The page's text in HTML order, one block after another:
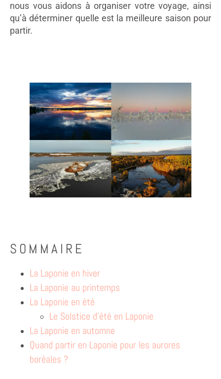
nous vous aidons à organiser votre voyage, ainsi
qu’à déterminer quelle est la meilleure saison pour
partir.
SOMMAIRE
La Laponie en hiver
La Laponie au printemps
La Laponie en été
Le Solstice d’été en Laponie
La Laponie en automne
Quand partir en Laponie pour les aurores
boréales ?